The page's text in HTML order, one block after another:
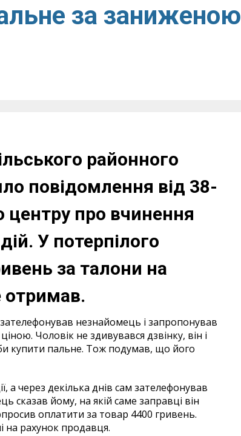
за заниженою
районного
повідомлення від 38-
центру про вчинення
У потерпілого
за талони на
отримав.
незнайомець і запропонував
Чоловік не здивувався дзвінку, він і
купити пальне. Тож подумав, що його
а через декілька днів сам зателефонував
сказав йому, на якій саме заправці він
оплатити за товар 4400 гривень.
на рахунок продавця.